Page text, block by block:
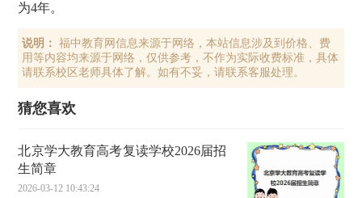
为4年。
说明：
福中教育网信息来源于网络，本站信息涉及到价格、费
用等内容均来源于网络，仅供参考，不作为实际收费标准，具体
请联系校区老师具体了解。如有不妥，请联系客服处理。
猜您喜欢
北京学大教育高考复读学校2026届招
生简章
2026-03-12 10:43:24